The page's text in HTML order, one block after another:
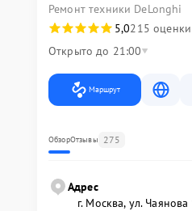
Ремонт техники DeLonghi
5,0215 оценки
Открыто до 21:00
Маршрут
ОбзорОтзывы 275
Адрес
г. Москва, ул. Чаянова